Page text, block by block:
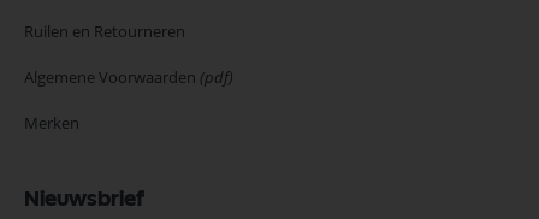
Ruilen en Retourneren
Algemene Voorwaarden (pdf)
Merken
Nieuwsbrief